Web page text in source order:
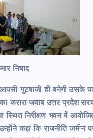
निषाद
आपसी गुटबाजी ही बनेगी उसके
करारा जवाब उत्तर प्रदेश
स्थित निरीक्षण भवन में
कहा कि राजनीति